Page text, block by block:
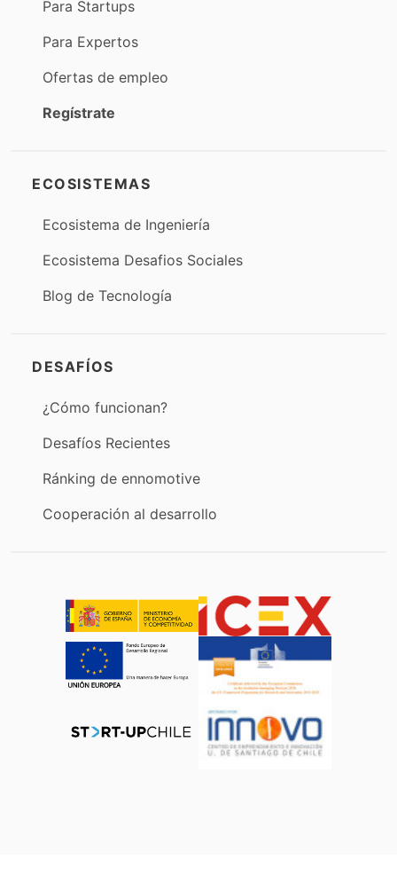
Para Startups
Para Expertos
Ofertas de empleo
Regístrate
ECOSISTEMAS
Ecosistema de Ingeniería
Ecosistema Desafios Sociales
Blog de Tecnología
DESAFÍOS
¿Cómo funcionan?
Desafíos Recientes
Ránking de ennomotive
Cooperación al desarrollo